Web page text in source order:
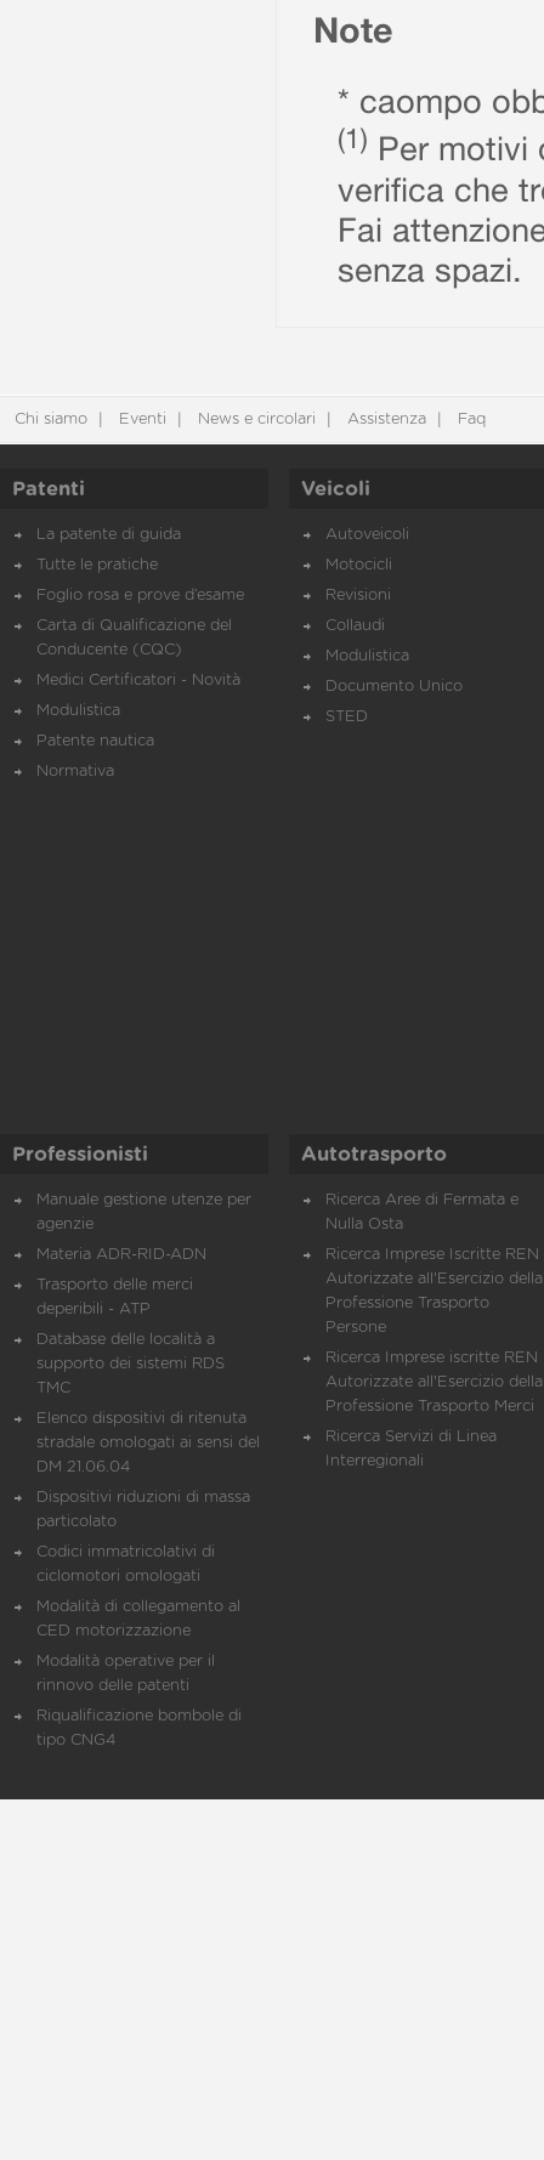
Note
* caompo
(1) Per motivi
verifica che
Fai
senza spazi.
Chi siamo Eventi News e circolari Assistenza Faq
Patenti
La patente di guida
Tutte le pratiche
Foglio rosa e prove d’esame
Carta di Qualificazione del
Conducente (CQC)
Medici Certificatori - Novità
Modulistica
Patente nautica
Normativa
Veicoli
Autoveicoli
Motocicli
Revisioni
Collaudi
Modulistica
Documento Unico
STED
Professionisti
Manuale gestione utenze per
agenzie
Materia ADR-RID-ADN
Trasporto delle merci
deperibili - ATP
Database delle località a
supporto dei sistemi RDS
TMC
Elenco dispositivi di ritenuta
stradale omologati ai sensi del
DM 21.06.04
Dispositivi riduzioni di massa
particolato
Codici immatricolativi di
ciclomotori omologati
Modalità di collegamento al
CED motorizzazione
Modalità operative per il
rinnovo delle patenti
Riqualificazione bombole di
tipo CNG4
Autotrasporto
Ricerca Aree di Fermata e
Nulla Osta
Ricerca Imprese Iscritte REN
Autorizzate all'Esercizio della
Professione Trasporto
Persone
Ricerca Imprese iscritte REN
Autorizzate all'Esercizio della
Professione Trasporto Merci
Ricerca Servizi di Linea
Interregionali